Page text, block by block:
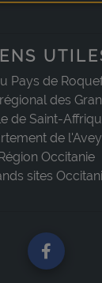
Pays de
des
de Saint-
de
Occitanie
sites